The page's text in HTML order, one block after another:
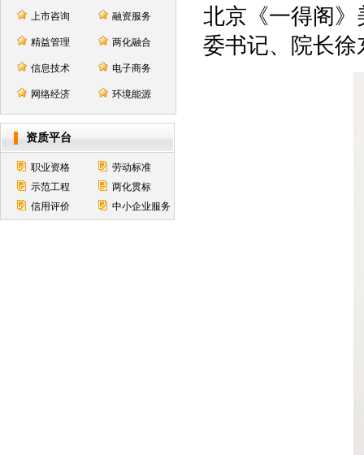
上市咨询 融资服务
精益管理 两化融合
信息技术 电子商务
网络经济 环境能源
资质平台
职业资格
劳动标准
示范工程
两化贯标
信用评价
中小企业服务
北京《一得阁
委书记、院长